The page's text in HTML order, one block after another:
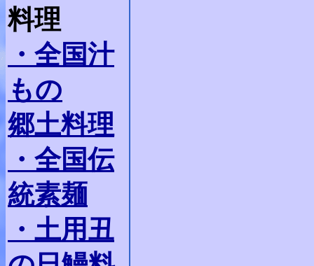
料理
・全国汁
もの
郷土料理
・全国伝
統素麺
・土用丑